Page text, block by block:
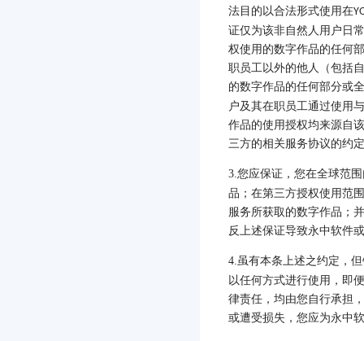
法目的以合法形式使用在
证仅为该非自然人用户日
权使用的数字作品的任何
职员工以外的他人（包括
的数字作品的任何部分或
户及其在职员工通过使用
作品的使用授权均来源自
三方的相关服务协议的约
3.您应保证，您在全球范
品；在第三方授权使用范
服务所获取的数字作品；
反上述保证导致永中软件
4.虽有本条上述之约定，
以任何方式进行使用，即
律责任，均由您自行承担
或遭受损失，您应为永中